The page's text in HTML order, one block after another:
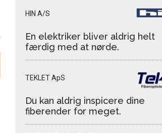
HIN A/S
En elektriker bliver aldrig helt
færdig med at nørde.
TEKLET ApS
Du kan aldrig inspicere dine
fiberender for meget.